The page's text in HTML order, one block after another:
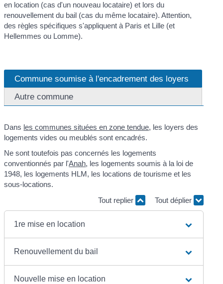
en location (cas d'un nouveau locataire) et lors du
renouvellement du bail (cas du même locataire). Attention,
des règles spécifiques s'appliquent à Paris et Lille (et
Hellemmes ou Lomme).
Commune soumise à l'encadrement des loyers
Autre commune
Dans les communes situées en zone tendue, les loyers des
logements vides ou meublés sont encadrés.
Ne sont toutefois pas concernés les logements
conventionnés par l'Anah, les logements soumis à la loi de
1948, les logements HLM, les locations de tourisme et les
sous-locations.
Tout replier
Tout déplier
1re mise en location
Renouvellement du bail
Nouvelle mise en location